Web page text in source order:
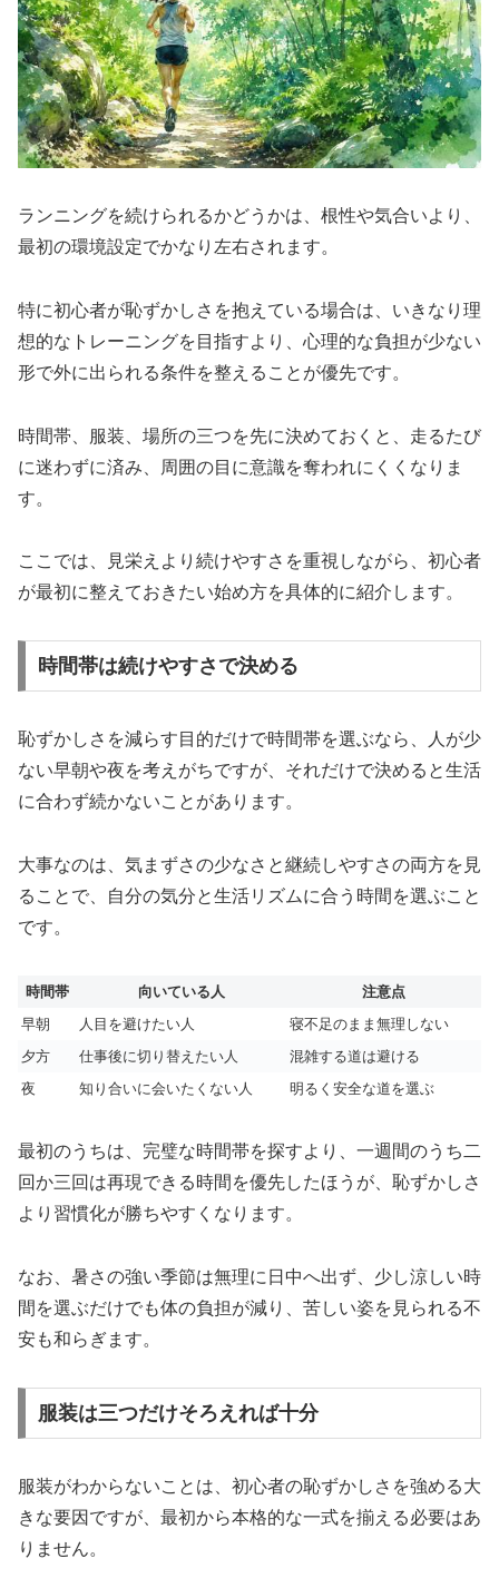
ランニングを続けられるかどうかは、根性や気合いより、
最初の環境設定でかなり左右されます。
特に初心者が恥ずかしさを抱えている場合は、いきなり理
想的なトレーニングを目指すより、心理的な負担が少ない
形で外に出られる条件を整えることが優先です。
時間帯、服装、場所の三つを先に決めておくと、走るたび
に迷わずに済み、周囲の目に意識を奪われにくくなりま
す。
ここでは、見栄えより続けやすさを重視しながら、初心者
が最初に整えておきたい始め方を具体的に紹介します。
時間帯は続けやすさで決める
恥ずかしさを減らす目的だけで時間帯を選ぶなら、人が少
ない早朝や夜を考えがちですが、それだけで決めると生活
に合わず続かないことがあります。
大事なのは、気まずさの少なさと継続しやすさの両方を見
ることで、自分の気分と生活リズムに合う時間を選ぶこと
です。
時間帯 向いている人
注意点
早朝
人目を避けたい人
寝不足のまま無理しない
夕方
仕事後に切り替えたい人
混雑する道は避ける
夜
知り合いに会いたくない人 明るく安全な道を選ぶ
最初のうちは、完璧な時間帯を探すより、一週間のうち二
回か三回は再現できる時間を優先したほうが、恥ずかしさ
より習慣化が勝ちやすくなります。
なお、暑さの強い季節は無理に日中へ出ず、少し涼しい時
間を選ぶだけでも体の負担が減り、苦しい姿を見られる不
安も和らぎます。
服装は三つだけそろえれば十分
服装がわからないことは、初心者の恥ずかしさを強める大
きな要因ですが、最初から本格的な一式を揃える必要はあ
りません。